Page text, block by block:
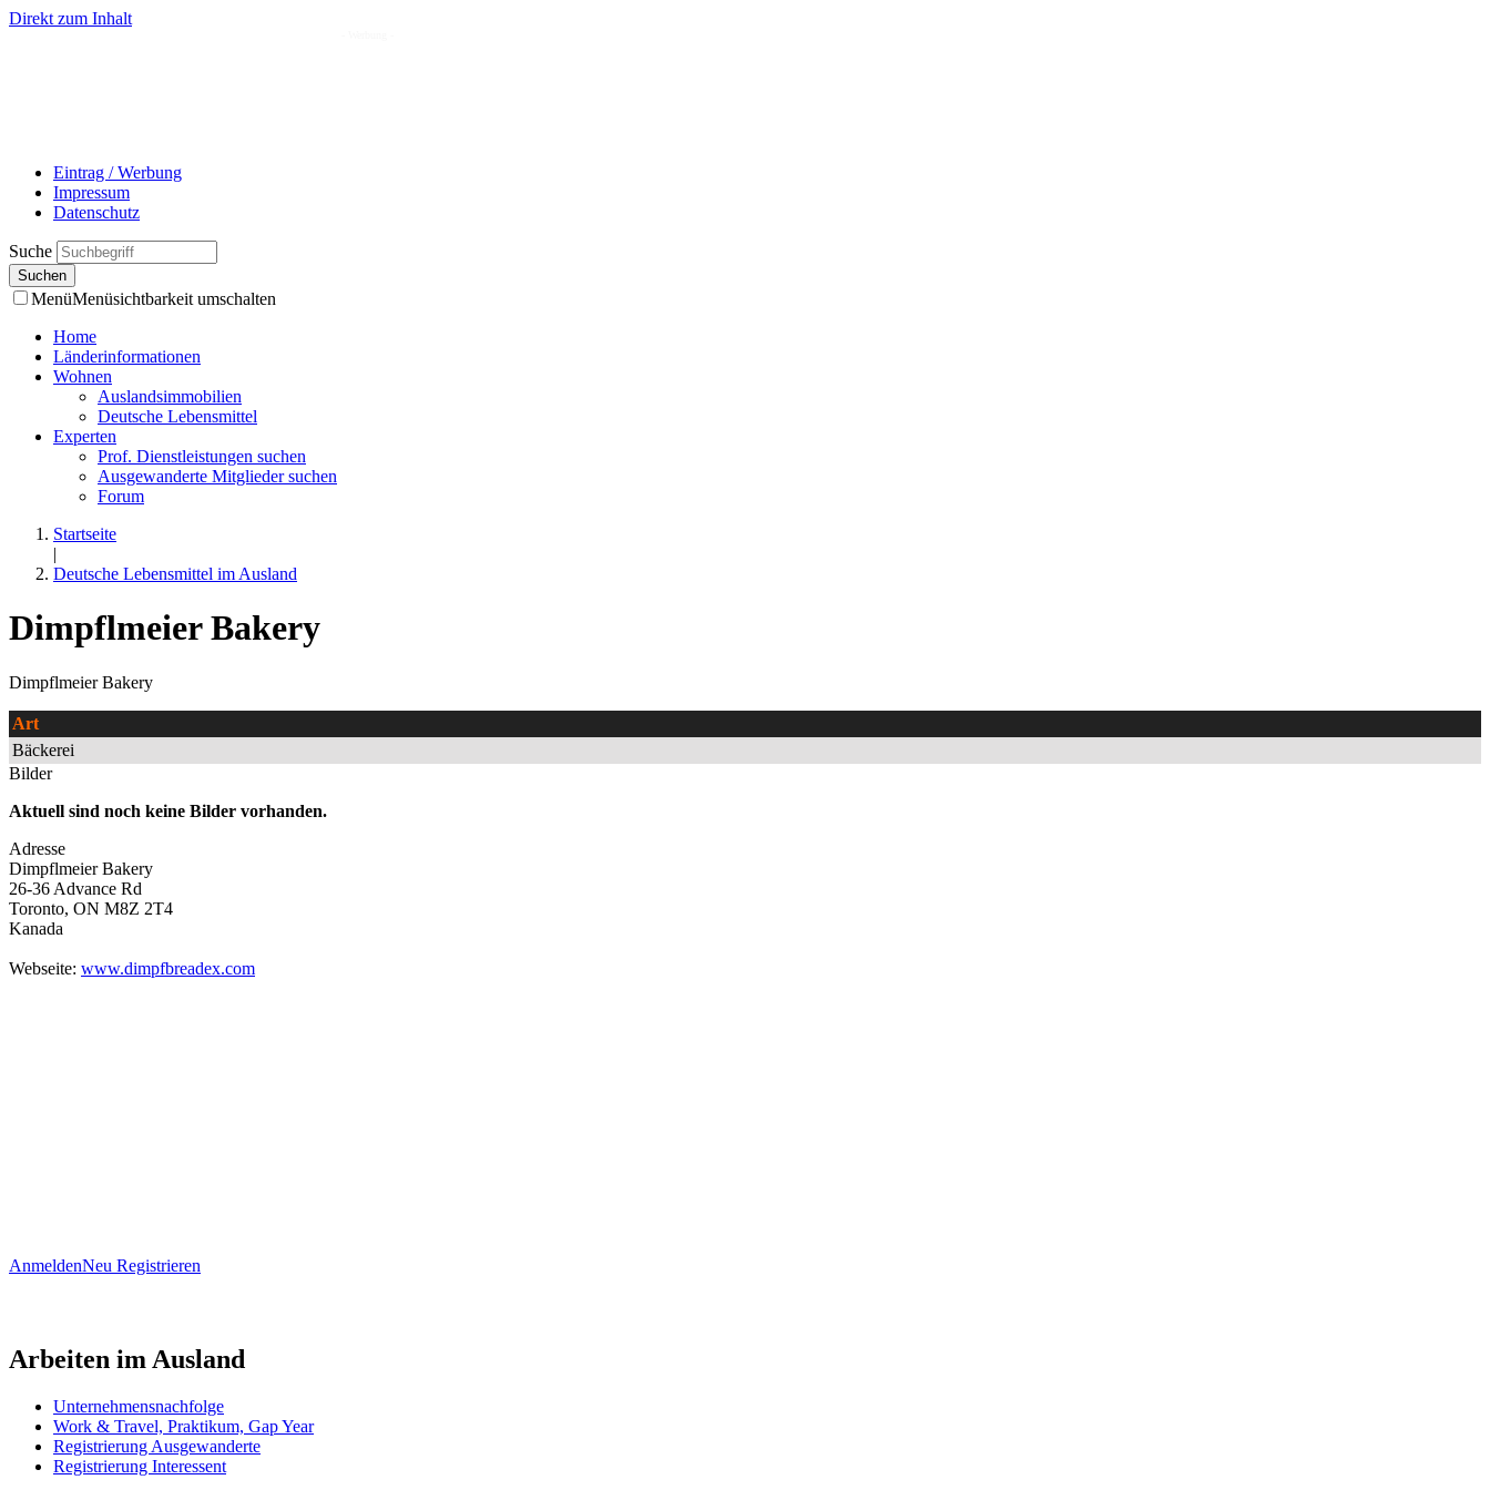
Direkt zum Inhalt
Eintrag / Werbung
Impressum
Datenschutz
Suche
MenüMenüsichtbarkeit umschalten
Home
Länderinformationen
Wohnen
Auslandsimmobilien
Deutsche Lebensmittel
Experten
Prof. Dienstleistungen suchen
Ausgewanderte Mitglieder suchen
Forum
Startseite
|
Deutsche Lebensmittel im Ausland
Dimpflmeier Bakery
Dimpflmeier Bakery
Art
Bäckerei
Bilder
Aktuell sind noch keine Bilder vorhanden.
Adresse
Dimpflmeier Bakery
26-36 Advance Rd
Toronto, ON M8Z 2T4
Kanada
Webseite: www.dimpfbreadex.com
AnmeldenNeu Registrieren
Arbeiten im Ausland
Unternehmensnachfolge
Work & Travel, Praktikum, Gap Year
Registrierung Ausgewanderte
Registrierung Interessent